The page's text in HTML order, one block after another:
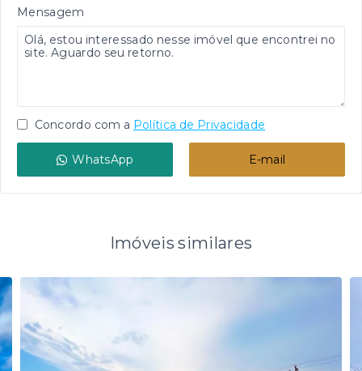
Mensagem
Concordo com a Política de Privacidade
WhatsApp E-mail
Imóveis similares